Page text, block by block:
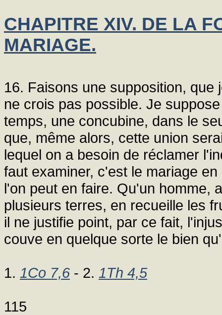
CHAPITRE XIV. DE LA
MARIAGE.
16. Faisons une supposition,
ne crois pas possible. Je
temps, une concubine, dans le
que, même alors, cette union
lequel on a besoin de réclamer
faut examiner, c'est le mariage
l'on peut en faire. Qu'un homme,
plusieurs terres, en recueille les
il ne justifie point, par ce fait,
couve en quelque sorte le bien
1. 1Co 7,6 - 2. 1Th 4,5
115